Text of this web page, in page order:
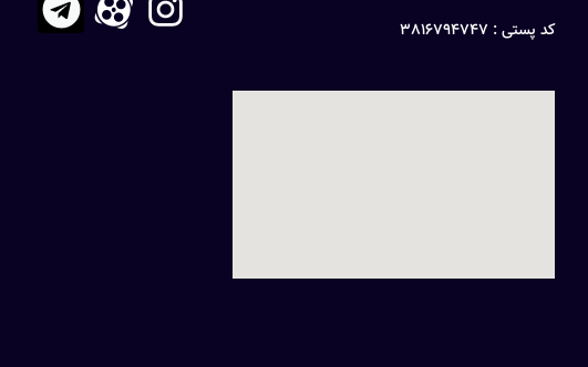
کد پستی : 3816794747